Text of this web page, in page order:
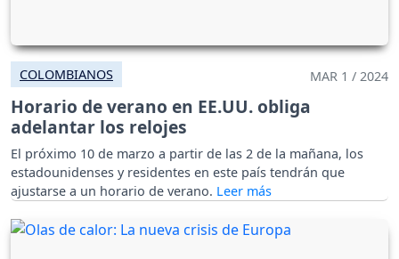
COLOMBIANOS MAR 1 / 2024
Horario de verano en EE.UU. obliga
adelantar los relojes
El próximo 10 de marzo a partir de las 2 de la mañana, los
estadounidenses y residentes en este país tendrán que
ajustarse a un horario de verano.